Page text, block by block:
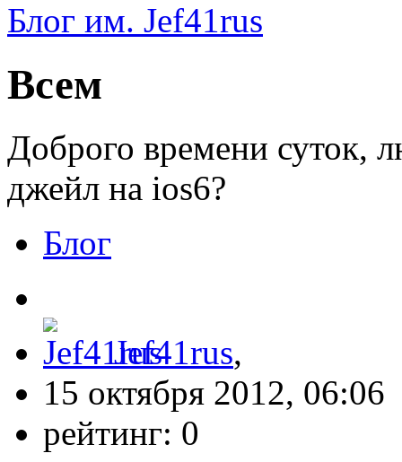
Блог им. Jef41rus
Всем
Доброго времени суток,
джейл на ios6?
Блог
Jef41rus,
15 октября 2012, 06:06
рейтинг: 0